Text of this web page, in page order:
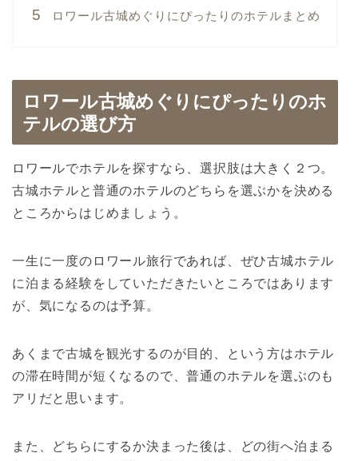
ロワール古城めぐりにぴったりのホテルまとめ
ロワール古城めぐりにぴったりのホ
テルの選び方
ロワールでホテルを探すなら、選択肢は大きく２つ。
古城ホテルと普通のホテルのどちらを選ぶかを決める
ところからはじめましょう。
一生に一度のロワール旅行であれば、ぜひ古城ホテル
に泊まる経験をしていただきたいところではあります
が、気になるのは予算。
あくまで古城を観光するのが目的、という方はホテル
の滞在時間が短くなるので、普通のホテルを選ぶのも
アリだと思います。
また、どちらにするか決まった後は、どの街へ泊まる